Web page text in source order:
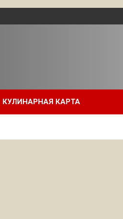
КУЛИНАРНАЯ КАРТА